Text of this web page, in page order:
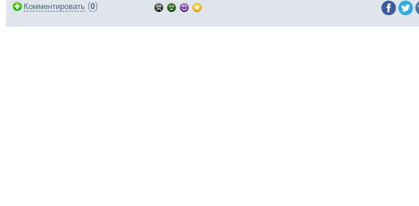
Комментировать (0)